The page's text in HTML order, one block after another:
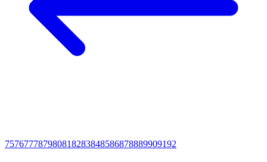
757677787980818283848586878889909192